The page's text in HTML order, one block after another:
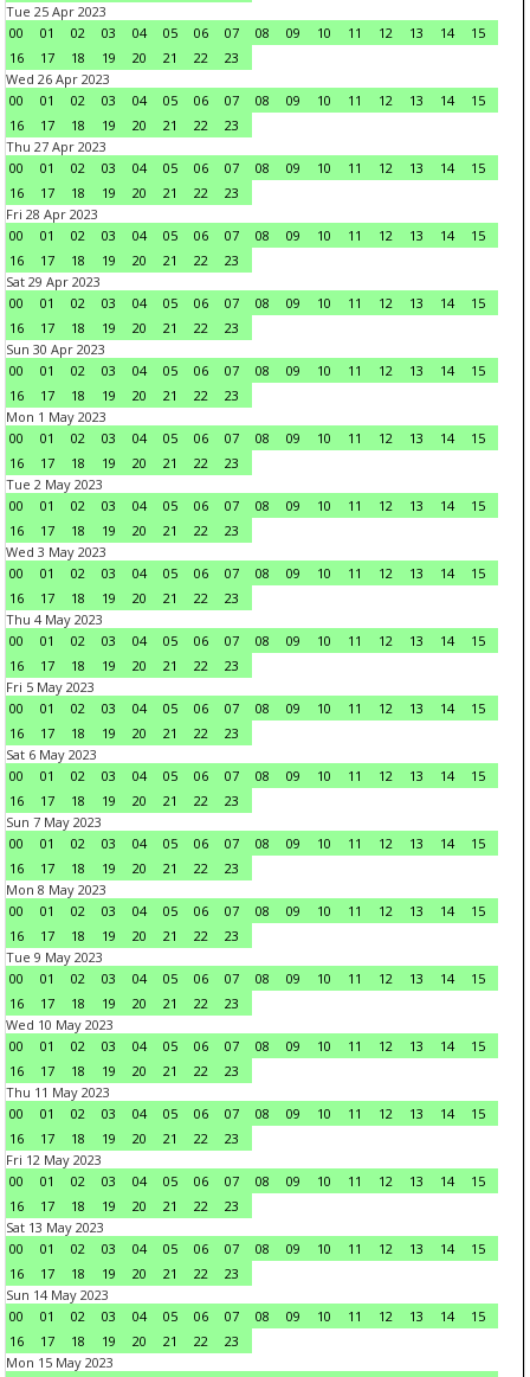
Tue 25 Apr 2023
00
01 02 03 04 05 06 07 08 09 10 11 12 13 14
15
16
17 18 19 20 21 22
23
Wed 26 Apr 2023
00
01 02 03 04 05 06 07 08 09 10 11 12 13 14
15
16
17 18 19 20 21 22
23
Thu 27 Apr 2023
00
01 02 03 04 05 06 07 08 09 10 11 12 13 14
15
16
17 18 19 20 21 22
23
Fri 28 Apr 2023
00
01 02 03 04 05 06 07 08 09 10 11 12 13 14
15
16
17 18 19 20 21 22
23
Sat 29 Apr 2023
00
01 02 03 04 05 06 07 08 09 10 11 12 13 14
15
16
17 18 19 20 21 22
23
Sun 30 Apr 2023
00
01 02 03 04 05 06 07 08 09 10 11 12 13 14
15
16
17 18 19 20 21 22
23
Mon 1 May 2023
00
01 02 03 04 05 06 07 08 09 10 11 12 13 14
15
16
17 18 19 20 21 22
23
Tue 2 May 2023
00
01 02 03 04 05 06 07 08 09 10 11 12 13 14
15
16
17 18 19 20 21 22
23
Wed 3 May 2023
00
01 02 03 04 05 06 07 08 09 10 11 12 13 14
15
16
17 18 19 20 21 22
23
Thu 4 May 2023
00
01 02 03 04 05 06 07 08 09 10 11 12 13 14
15
16
17 18 19 20 21 22
23
Fri 5 May 2023
00
01 02 03 04 05 06 07 08 09 10 11 12 13 14
15
16
17 18 19 20 21 22
23
Sat 6 May 2023
00
01 02 03 04 05 06 07 08 09 10 11 12 13 14
15
16
17 18 19 20 21 22
23
Sun 7 May 2023
00
01 02 03 04 05 06 07 08 09 10 11 12 13 14
15
16
17 18 19 20 21 22
23
Mon 8 May 2023
00
01 02 03 04 05 06 07 08 09 10 11 12 13 14
15
16
17 18 19 20 21 22
23
Tue 9 May 2023
00
01 02 03 04 05 06 07 08 09 10 11 12 13 14
15
16
17 18 19 20 21 22
23
Wed 10 May 2023
00
01 02 03 04 05 06 07 08 09 10 11 12 13 14
15
16
17 18 19 20 21 22
23
Thu 11 May 2023
00
01 02 03 04 05 06 07 08 09 10 11 12 13 14
15
16
17 18 19 20 21 22
23
Fri 12 May 2023
00
01 02 03 04 05 06 07 08 09 10 11 12 13 14
15
16
17 18 19 20 21 22
23
Sat 13 May 2023
00
01 02 03 04 05 06 07 08 09 10 11 12 13 14
15
16
17 18 19 20 21 22
23
Sun 14 May 2023
00
01 02 03 04 05 06 07 08 09 10 11 12 13 14
15
16
17 18 19 20 21 22
23
Mon 15 May 2023